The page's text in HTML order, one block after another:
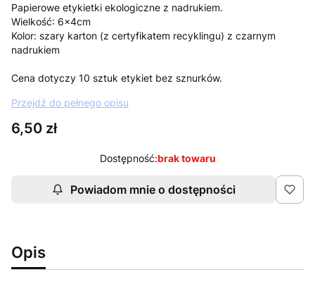
Papierowe etykietki ekologiczne z nadrukiem.
Wielkość: 6x4cm
Kolor: szary karton (z certyfikatem recyklingu) z czarnym
nadrukiem
Cena dotyczy 10 sztuk etykiet bez sznurków.
Przejdź do pełnego opisu
Cena
6,50 zł
Dostępność:brak towaru
Powiadom mnie o dostępności
Opis